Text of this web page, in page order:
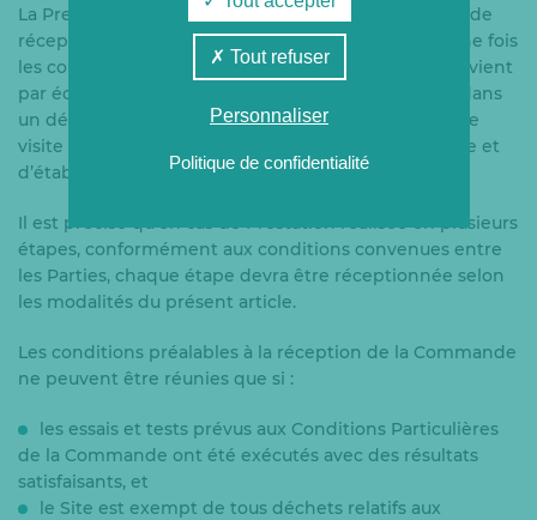
La Prestation fera ensuite l’objet d’un procès-verbal de
réception dans les conditions énoncées ci-après. Une fois
les conditions de réception réunies, l’Entreprise prévient
par écrit le Client pour fixer, d’un commun accord, dans
un délai de sept (7) jours ouvrés minimum, la date de
visite sur Site aux fins de réception de la Commande et
d’établissement du procès- verbal de réception.
Il est précisé qu’en cas de Prestation réalisée en plusieurs
étapes, conformément aux conditions convenues entre
les Parties, chaque étape devra être réceptionnée selon
les modalités du présent article.
Les conditions préalables à la réception de la Commande
ne peuvent être réunies que si :
les essais et tests prévus aux Conditions Particulières
de la Commande ont été exécutés avec des résultats
satisfaisants, et
le Site est exempt de tous déchets relatifs aux
Tout refuser
Personnaliser
Politique de confidentialité